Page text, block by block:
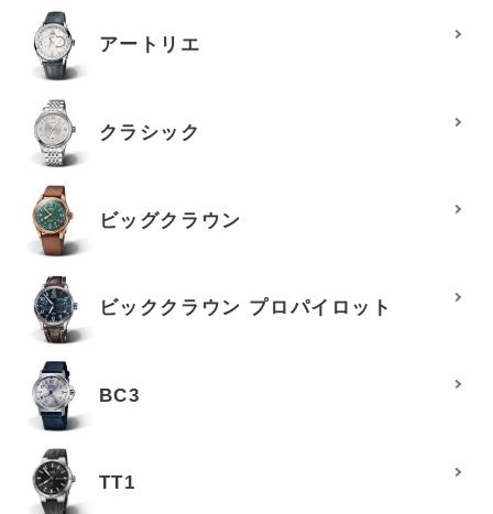
アートリエ
クラシック
ビッグクラウン
ビッククラウン プロパイロット
BC3
TT1